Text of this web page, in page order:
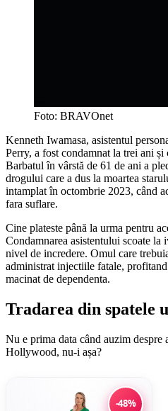
Foto: BRAVOnet
Kenneth Iwamasa, asistentul
Perry, a fost condamnat la trei ani
Barbatul în vârstă de 61 de ani a
drogului care a dus la moartea
intamplat în octombrie 2023, când
fara suflare.
Cine plateste până la urma pentru
Condamnarea asistentului scoate la
nivel de incredere. Omul care
administrat injectiile fatale,
macinat de dependenta.
Tradarea din spatele
Nu e prima data când auzim
Hollywood, nu-i așa?
-48%